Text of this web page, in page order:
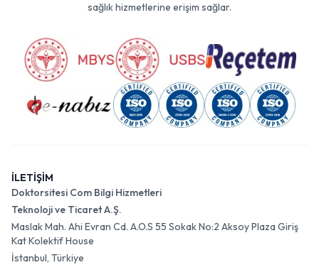
sağlık hizmetlerine erişim sağlar.
İLETİŞİM
Doktorsitesi Com Bilgi Hizmetleri
Teknoloji ve Ticaret A.Ş.
Maslak Mah. Ahi Evran Cd. A.O.S 55 Sokak No:2 Aksoy Plaza Giriş
Kat Kolektif House
İstanbul, Türkiye